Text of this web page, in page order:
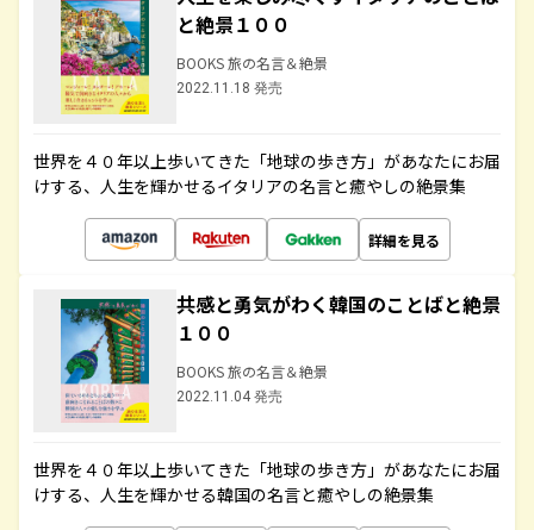
と絶景１００
BOOKS 旅の名言＆絶景
2022.11.18 発売
世界を４０年以上歩いてきた「地球の歩き方」があなたにお届
けする、人生を輝かせるイタリアの名言と癒やしの絶景集
詳細を見る
共感と勇気がわく韓国のことばと絶景
１００
BOOKS 旅の名言＆絶景
2022.11.04 発売
世界を４０年以上歩いてきた「地球の歩き方」があなたにお届
けする、人生を輝かせる韓国の名言と癒やしの絶景集